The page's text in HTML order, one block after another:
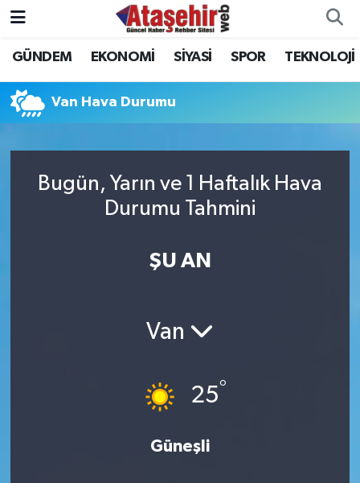
GÜNDEM EKONOMİ SİYASİ SPOR TEKNOLOJİ
Van Hava Durumu
Bugün, Yarın ve 1 Haftalık Hava
Durumu Tahmini
ŞU AN
Van
25°
Güneşli
Hava Durumu
Trafik Durumu
Tüm Manşetler